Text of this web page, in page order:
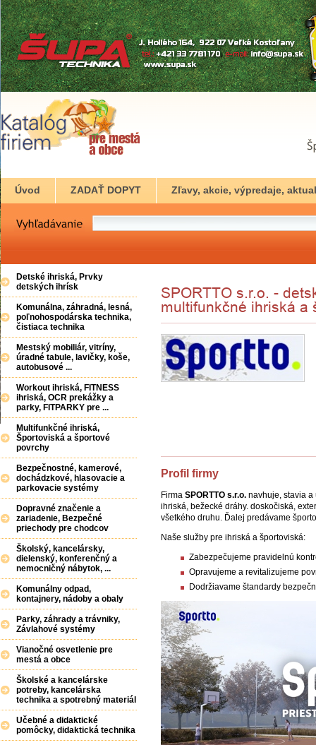
Úvod ZADAŤ DOPYT Zľavy, akcie, výpredaje,
Profil firmy
Firma SPORTTO s.r.o. navhuje, stavia a
ihriská, bežecké dráhy. doskočiská,
všetkého druhu. Ďalej predávame
Naše služby pre ihriská a športoviská:
Zabezpečujeme pravidelnú
Opravujeme a revitalizujeme
Dodržiavame štandardy
Detské ihriská, Prvky
detských ihrísk
Komunálna, záhradná, lesná,
poľnohospodárska technika,
čistiaca technika
Mestský mobiliár, vitríny,
úradné tabule, lavičky, koše,
autobusové ...
Workout ihriská, FITNESS
ihriská, OCR prekážky a
parky, FITPARKY pre ...
Multifunkčné ihriská,
Športoviská a športové
povrchy
Bezpečnostné, kamerové,
dochádzkové, hlasovacie a
parkovacie systémy
Dopravné značenie a
zariadenie, Bezpečné
priechody pre chodcov
Školský, kancelársky,
dielenský, konferenčný a
nemocničný nábytok, ...
Komunálny odpad,
kontajnery, nádoby a obaly
Parky, záhrady a trávniky,
Závlahové systémy
Vianočné osvetlenie pre
mestá a obce
Školské a kancelárske
potreby, kancelárska
technika a spotrebný materiál
Učebné a didaktické
pomôcky, didaktická technika